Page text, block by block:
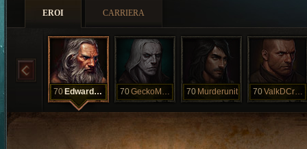
EROI CARRIERA
70 EdwardNewgat 70 GeckoMoria 70 Murderunit 70 ValkDCrusadr